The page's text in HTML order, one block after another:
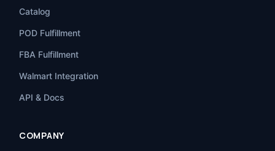
Catalog
POD Fulfillment
FBA Fulfillment
Walmart Integration
API & Docs
COMPANY